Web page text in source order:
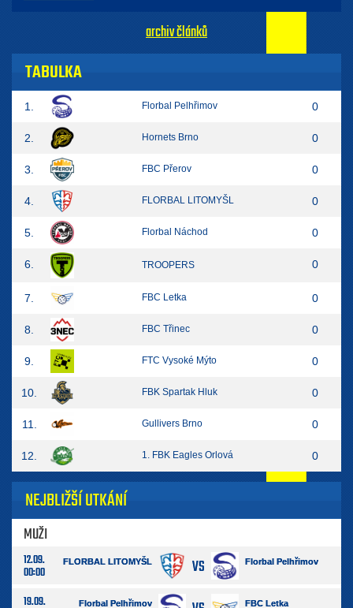
archiv článků
TABULKA
1. Florbal Pelhřimov 0
2. Hornets Brno 0
3. FBC Přerov 0
4. FLORBAL LITOMYŠL 0
5. Florbal Náchod 0
6. TROOPERS 0
7. FBC Letka 0
8. FBC Třinec 0
9. FTC Vysoké Mýto 0
10. FBK Spartak Hluk 0
11. Gullivers Brno 0
12. 1. FBK Eagles Orlová 0
NEJBLIŽŠÍ UTKÁNÍ
MUŽI
12.09.
00:00
FLORBAL LITOMYŠL VS Florbal Pelhřimov
19.09. Florbal Pelhřimov FBC Letka